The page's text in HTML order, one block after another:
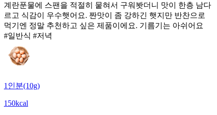
계란푼물에 스팬을 적절히 뭍혀서 구워봣더니 맛이 한층 남다
르고 식감이 우수햇어요. 짠맛이 좀 강하긴 햇지만 반찬으로
먹기엔 정말 추천하고 싶은 제품이에요. 기름기는 아쉬어요
#일반식 #저녁
1인분(10g)
150kcal